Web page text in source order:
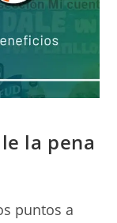
la pena
puntos a